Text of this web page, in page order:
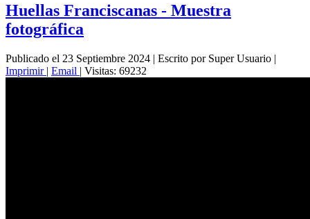
Huellas Franciscanas - Muestra
fotográfica
Publicado el 23 Septiembre 2024 | Escrito por Super Usuario |
Imprimir | Email | Visitas: 69232